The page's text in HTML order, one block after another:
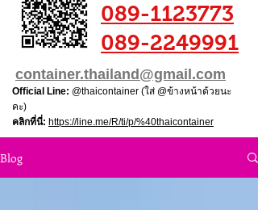
089-1123773
089-2249991
container.thailand@gmail.com
Official Line: @thaicontainer (ใส่ @ข้างหน้าด้วยนะ
คะ)
คลิกที่นี่: https://line.me/R/ti/p/%40thaicontainer
Blog